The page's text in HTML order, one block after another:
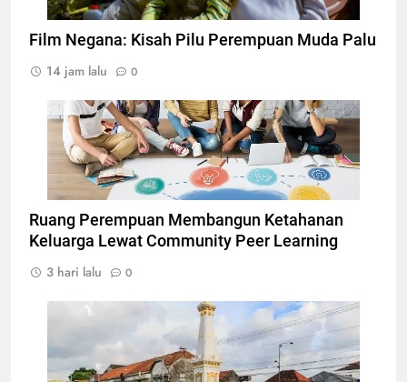
Film Negana: Kisah Pilu Perempuan Muda Palu
14 jam lalu
0
Ilustrasi Community Peer Learning, Foto: Dok.
atomisystems.com
Ruang Perempuan Membangun Ketahanan
Keluarga Lewat Community Peer Learning
3 hari lalu
0
Tugu Yogyakarta, Foto: Photo by CEphoto, Uwe
Aranas